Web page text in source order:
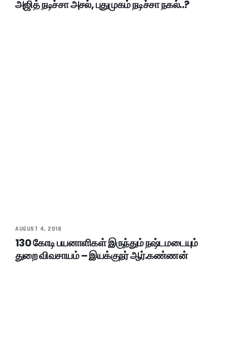
அஜித் நடிச்சா அசல், புதுமுகம் நடிச்சா நகல்..?
AUGUST 4, 2018
130 கோடி பயனாளிகள் இருந்தும் நஷ்டமடையும்
துறை விவசாயம் – இயக்குநர் ஆர்.கண்ணன்